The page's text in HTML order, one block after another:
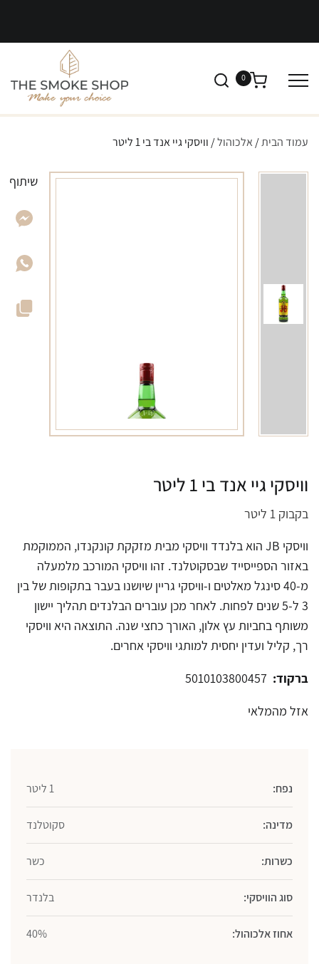
0
עמוד הבית/ אלכוהול/ וויסקי גיי אנד בי 1 ליטר
וויסקי גיי אנד בי 1 ליטר
בקבוק 1 ליטר
וויסקי JB הוא בלנדד וויסקי מבית מזקקת קונקנדו, הממוקמת
באזור הספייסייד שבסקוטלנד. זהו וויסקי המורכב מלמעלה
מ-40 סינגל מאלטים ו-וויסקי גריין שיושנו בעבר בתקופות של בין
3 ל-5 שנים לפחות. לאחר מכן עוברים הבלנדים תהליך יישון
משותף בחביות עץ אלון, האורך כחצי שנה. התוצאה היא וויסקי
רך, קליל ועדין יחסית למותגי וויסקי אחרים.
ברקוד:
אזל מהמלאי
נפח: 1 ליטר
מדינה: סקוטלנד
כשרות: כשר
סוג הוויסקי: בלנדר
אחוז אלכוהול: 40%
שיתוף